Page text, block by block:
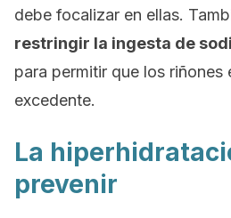
debe focalizar en ellas.
restringir la ingesta de
para permitir que los riñones
excedente.
La
prevenir